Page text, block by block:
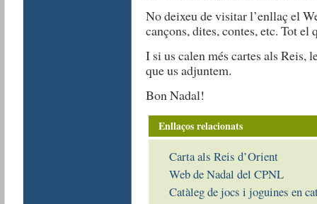
No deixeu de visitar l’enllaç el
cançons, dites, contes, etc. Tot
I si us calen més cartes als Reis,
que us adjuntem.
Bon Nadal!
Enllaços relacionats
Carta als Reis d’Orient
Web de Nadal del CPNL
Catàleg de jocs i joguines en